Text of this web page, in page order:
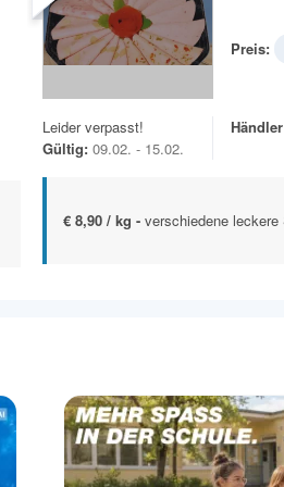
Preis:
Leider verpasst!
Gültig: 09.02. - 15.02.
€ 8,90 / kg - verschiedene